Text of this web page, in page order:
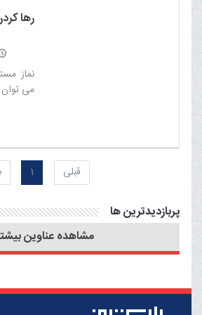
جنایت به
رها
نماز
می
قبلی 1
پربازدیدترین ها
مشاهده عناوین